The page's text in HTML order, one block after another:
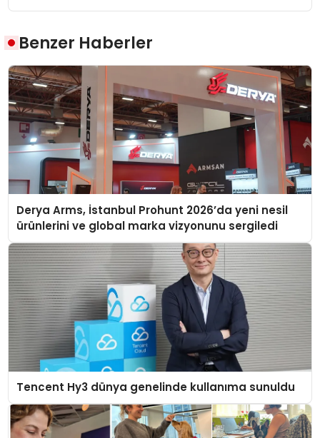
Benzer Haberler
Derya Arms, İstanbul Prohunt 2026’da yeni nesil
ürünlerini ve global marka vizyonunu sergiledi
Tencent Hy3 dünya genelinde kullanıma sunuldu